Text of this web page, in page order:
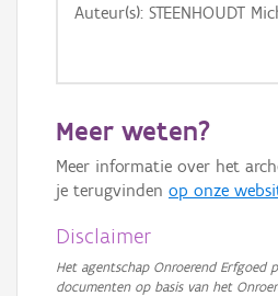
OSM-Basiskaart
GRB-Basiskaart
GRB-Basiskaart in
Auteur(s): STEENHOUDT
Meer weten?
Meer informatie over het
je terugvinden op onze
Disclaimer
Het agentschap Onroerend Erfgoed
documenten op basis van het